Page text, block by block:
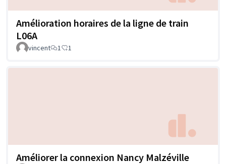
Amélioration horaires de la ligne de train
L06A
vincent 1 1
Améliorer la connexion Nancy Malzéville